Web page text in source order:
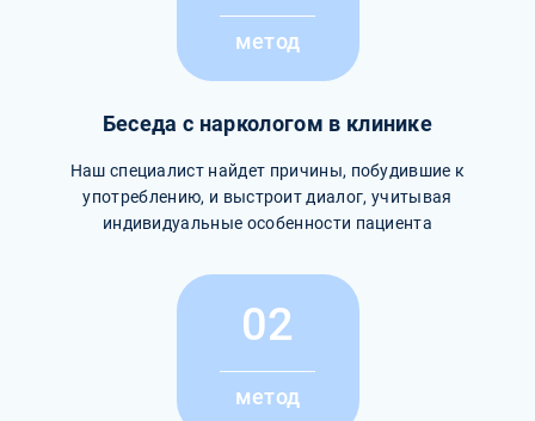
метод
Беседа с наркологом в клинике
Наш специалист найдет причины, побудившие к
употреблению, и выстроит диалог, учитывая
индивидуальные особенности пациента
02
метод